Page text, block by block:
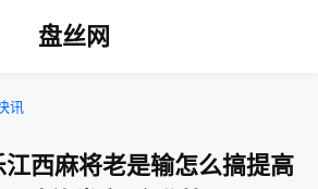
盘丝网
讯
西麻将老是输怎么搞提高